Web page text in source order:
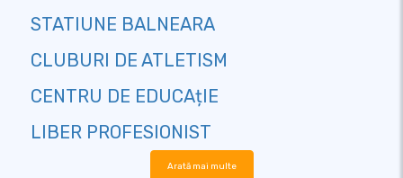
STATIUNE BALNEARA
CLUBURI DE ATLETISM
CENTRU DE EDUCAțIE
LIBER PROFESIONIST
Arată mai multe